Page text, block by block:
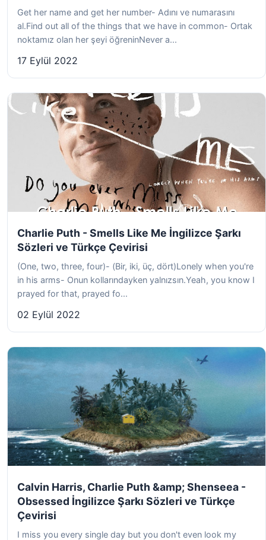
Get her name and get her number- Adını ve numarasını
al.Find out all of the things that we have in common- Ortak
noktamız olan her şeyi öğreninNever a...
17 Eylül 2022
Charlie Puth - Smells Like Me İngilizce Şarkı
Sözleri ve Türkçe Çevirisi
(One, two, three, four)- (Bir, iki, üç, dört)Lonely when you're
in his arms- Onun kollarındayken yalnızsın.Yeah, you know I
prayed for that, prayed fo...
02 Eylül 2022
Calvin Harris, Charlie Puth &amp; Shenseea -
Obsessed İngilizce Şarkı Sözleri ve Türkçe
Çevirisi
I miss you every single day but you don't even look my